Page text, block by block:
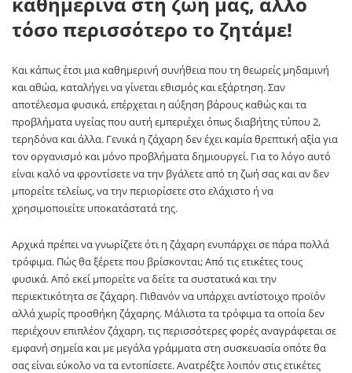
τόσο περισσότερο το ζητάμε!
Και κάπως έτσι μια καθημερινή συνήθεια που τη θεωρείς μηδαμινή
και αθώα, καταλήγει να γίνεται εθισμός και εξάρτηση. Σαν
αποτέλεσμα φυσικά, επέρχεται η αύξηση βάρους καθώς και τα
προβλήματα υγείας που αυτή εμπεριέχει όπως διαβήτης τύπου 2,
τερηδόνα και άλλα. Γενικά η ζάχαρη δεν έχει καμία θρεπτική αξία για
τον οργανισμό και μόνο προβλήματα δημιουργεί. Για το λόγο αυτό
είναι καλό να φροντίσετε να την βγάλετε από τη ζωή σας και αν δεν
μπορείτε τελείως, να την περιορίσετε στο ελάχιστο ή να
χρησιμοποιείτε υποκατάστατά της.
Αρχικά πρέπει να γνωρίζετε ότι η ζάχαρη ενυπάρχει σε πάρα πολλά
τρόφιμα. Πώς θα ξέρετε που βρίσκονται; Από τις ετικέτες τους
φυσικά. Από εκεί μπορείτε να δείτε τα συστατικά και την
περιεκτικότητα σε ζάχαρη. Πιθανόν να υπάρχει αντίστοιχο προϊόν
αλλά χωρίς προσθήκη ζάχαρης. Μάλιστα τα τρόφιμα τα οποία δεν
περιέχουν επιπλέον ζάχαρη, τις περισσότερες φορές αναγράφεται σε
εμφανή σημεία και με μεγάλα γράμματα στη συσκευασία οπότε θα
σας είναι εύκολο να τα εντοπίσετε. Ανατρέξτε λοιπόν στις ετικέτες